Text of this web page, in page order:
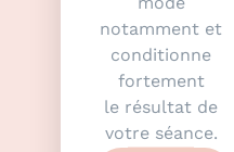
notamment et
conditionne
fortement
le résultat de
votre séance.